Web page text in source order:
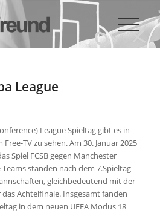
League
League Spieltag gibt es in
TV zu sehen. Am 30. Januar 2025
Spiel FCSB gegen Manchester
standen nach dem 7.Spieltag
gleichbedeutend mit der
Achtelfinale. Insgesamt fanden
in dem neuen UEFA Modus 18